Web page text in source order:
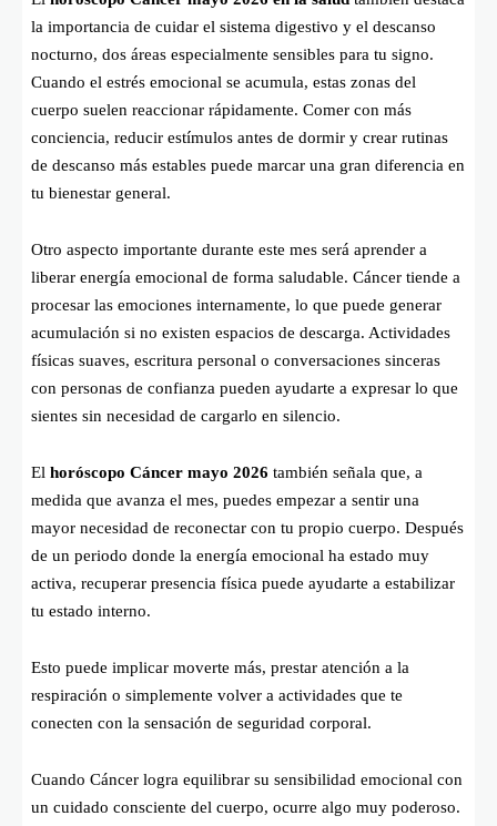
la importancia de cuidar el sistema digestivo y el descanso
nocturno, dos áreas especialmente sensibles para tu signo.
Cuando el estrés emocional se acumula, estas zonas del
cuerpo suelen reaccionar rápidamente. Comer con más
conciencia, reducir estímulos antes de dormir y crear rutinas
de descanso más estables puede marcar una gran diferencia en
tu bienestar general.
Otro aspecto importante durante este mes será aprender a
liberar energía emocional de forma saludable. Cáncer tiende a
procesar las emociones internamente, lo que puede generar
acumulación si no existen espacios de descarga. Actividades
físicas suaves, escritura personal o conversaciones sinceras
con personas de confianza pueden ayudarte a expresar lo que
sientes sin necesidad de cargarlo en silencio.
El horóscopo Cáncer mayo 2026 también señala que, a
medida que avanza el mes, puedes empezar a sentir una
mayor necesidad de reconectar con tu propio cuerpo. Después
de un periodo donde la energía emocional ha estado muy
activa, recuperar presencia física puede ayudarte a estabilizar
tu estado interno.
Esto puede implicar moverte más, prestar atención a la
respiración o simplemente volver a actividades que te
conecten con la sensación de seguridad corporal.
Cuando Cáncer logra equilibrar su sensibilidad emocional con
un cuidado consciente del cuerpo, ocurre algo muy poderoso.